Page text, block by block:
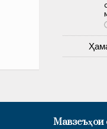
Мавзеъҳои